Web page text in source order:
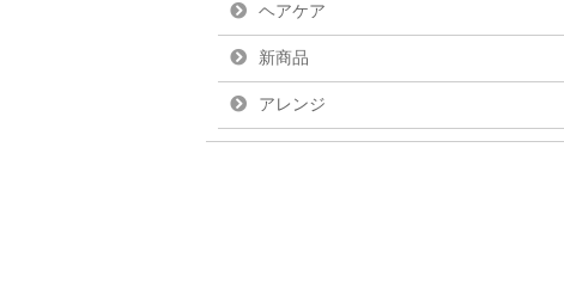
ヘアケア
新商品
アレンジ